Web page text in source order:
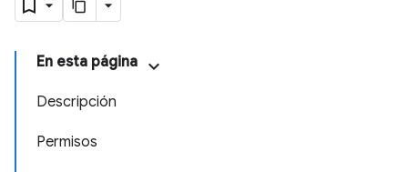
En esta página
Descripción
Permisos